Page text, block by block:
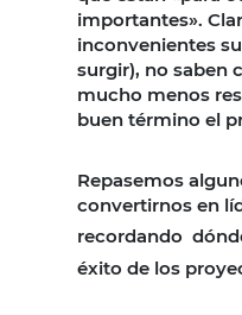
importantes».
inconvenientes
surgir), no saben
mucho menos
buen término el
Repasemos
convertirnos en
recordando
éxito de los